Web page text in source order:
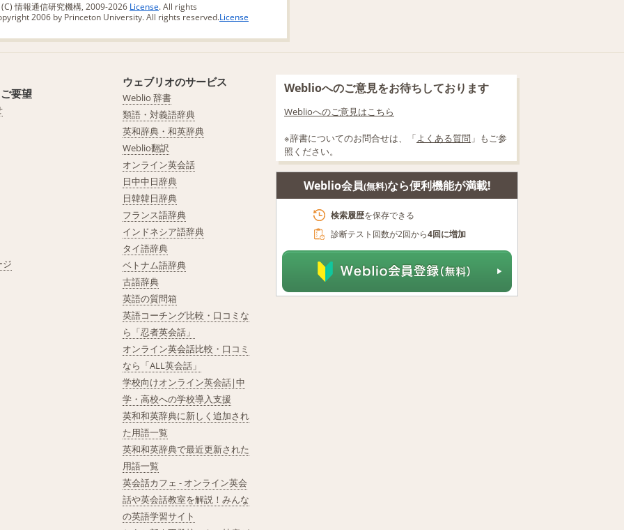
情報通信研究機構, 2009-2026 License. All rights
2006 by Princeton University. All rights reserved.License
要望
ジ
ウェブリオのサービス
Weblio 辞書
類語・対義語辞典
英和辞典・和英辞典
Weblio翻訳
オンライン英会話
日中中日辞典
日韓韓日辞典
フランス語辞典
インドネシア語辞典
タイ語辞典
ベトナム語辞典
古語辞典
英語の質問箱
英語コーチング比較・口コミな
ら「忍者英会話」
オンライン英会話比較・口コミ
なら「ALL英会話」
学校向けオンライン英会話|中
学・高校への学校導入支援
英和和英辞典に新しく追加され
た用語一覧
英和和英辞典で最近更新された
用語一覧
英会話カフェ - オンライン英会
話や英会話教室を解説！みんな
の英語学習サイト
Weblioへのご意見をお待ちしております
Weblioへのご意見はこちら
※辞書についてのお問合せは、「よくある質問 」もご参
照ください。
Weblio会員(無料)なら便利機能が満載!
検索履歴を保存できる
診断テスト回数が2回から4回に増加